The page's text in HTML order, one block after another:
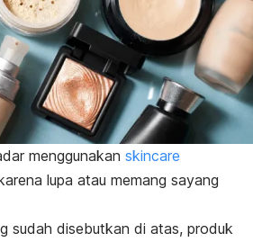
menggunakan skincare
lupa atau memang sayang
sudah disebutkan di atas, produk